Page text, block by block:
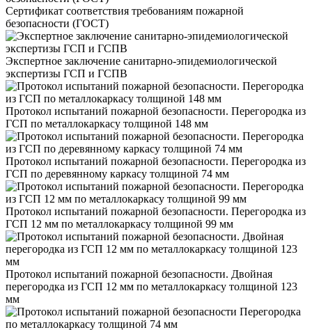
Сертификат соответствия требованиям пожарной
безопасности (ГОСТ)
Экспертное заключение санитарно-эпидемиологической
экспертизы ГСП и ГСПВ
Протокол испытаний пожарной безопасности. Перегородка из
ГСП по металлокаркасу толщиной 148 мм
Протокол испытаний пожарной безопасности. Перегородка из
ГСП по деревянному каркасу толщиной 74 мм
Протокол испытаний пожарной безопасности. Перегородка из
ГСП 12 мм по металлокаркасу толщиной 99 мм
Протокол испытаний пожарной безопасности. Двойная
перегородка из ГСП 12 мм по металлокаркасу толщиной 123
мм